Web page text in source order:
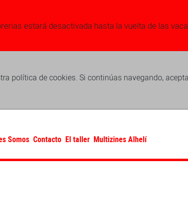
estará desactivada hasta la vuelta de las
política de cookies. Si continúas navegando,
Somos Contacto El taller Multizines Alhelí